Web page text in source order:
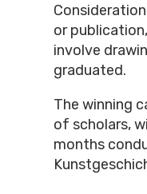
or
involve
graduated.
The winning
of scholars,
months